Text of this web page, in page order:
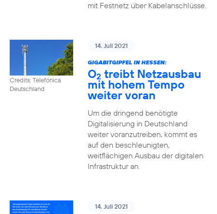
mit Festnetz über Kabelanschlüsse.
Credits: Telefónica
Deutschland
14. Juli 2021
GIGABITGIPFEL IN HESSEN:
O2 treibt Netzausbau
mit hohem Tempo
weiter voran
Um die dringend benötigte
Digitalisierung in Deutschland
weiter voranzutreiben, kommt es
auf den beschleunigten,
weitflächigen Ausbau der digitalen
Infrastruktur an.
14. Juli 2021